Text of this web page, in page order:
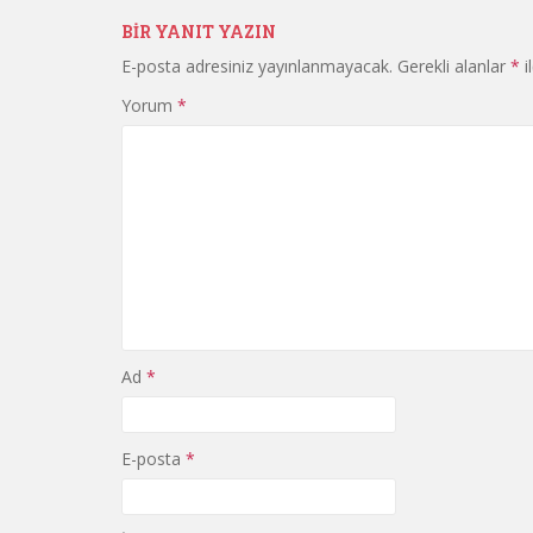
BIR YANIT YAZIN
E-posta adresiniz yayınlanmayacak. Gerekli alanlar *
Yorum *
Ad *
E-posta *